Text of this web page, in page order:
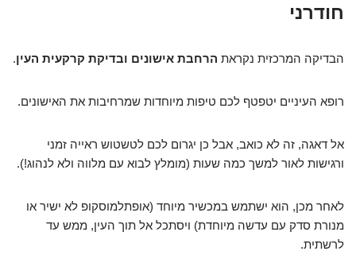
חודרני
הבדיקה המרכזית נקראת הרחבת אישונים ובדיקת קרקעית העין.
רופא העיניים יטפטף לכם טיפות מיוחדות שמרחיבות את האישונים.
אל דאגה, זה לא כואב, אבל כן יגרום לכם לטשטוש ראייה זמני
ורגישות לאור למשך כמה שעות (מומלץ לבוא עם מלווה ולא לנהוג!).
לאחר מכן, הוא ישתמש במכשיר מיוחד (אופתלמוסקופ לא ישיר או
מנורת סדק עם עדשה מיוחדת) ויסתכל אל תוך העין, ממש עד
לרשתית.